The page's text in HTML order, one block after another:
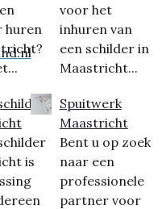
huren
is
voor het
inhuren van
een schilder in
Maastricht...
Spuitwerk
Maastricht
Bent u op zoek
naar een
professionele
partner voor